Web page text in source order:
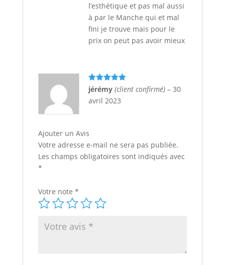
l’esthétique et pas mal aussi
à par le Manche qui et mal
fini je trouve mais pour le
prix on peut pas avoir mieux
Note5sur
5
jérémy (client confirmé) – 30
avril 2023
Ajouter un Avis
Votre adresse e-mail ne sera pas publiée.
Les champs obligatoires sont indiqués avec
*
Votre note *